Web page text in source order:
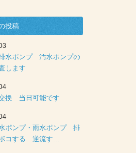
投稿
水ポンプ 汚水ポンプの
します
換 当日可能です
ポンプ・雨水ポンプ 排
コする 逆流す…